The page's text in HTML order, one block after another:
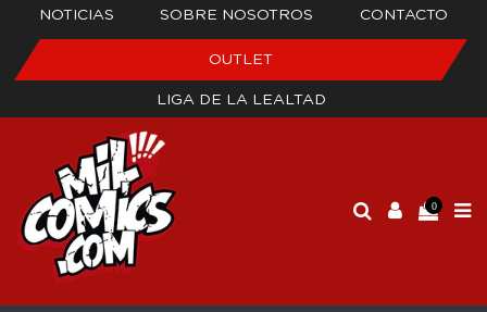
NOTICIAS SOBRE NOSOTROS CONTACTO
OUTLET
LIGA DE LA LEALTAD
0